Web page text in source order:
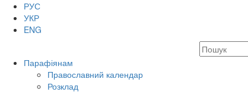
РУС
УКР
ENG
Парафіянам
Православний календар
Розклад